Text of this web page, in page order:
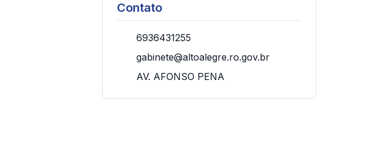
Contato
6936431255
gabinete@altoalegre.ro.gov.br
AV. AFONSO PENA